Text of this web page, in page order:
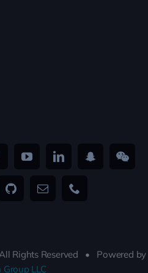
Rights Reserved • Powered by
Group LLC